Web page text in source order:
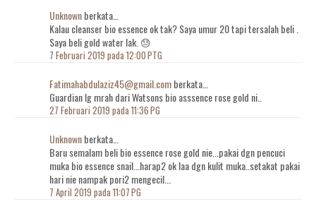
Unknownberkata…
Kalau cleanser bio essence ok tak? Saya umur 20 tapi tersalah beli .
Saya beli gold water lak. 😓
7 Februari 2019 pada 12:00 PTG
Fatimahabdulaziz45@gmail.comberkata…
Guardian lg mrah dari Watsons bio asssence rose gold ni..
27 Februari 2019 pada 11:36 PG
Unknownberkata…
Baru semalam beli bio essence rose gold nie...pakai dgn pencuci
muka bio essence snail...harap2 ok laa dgn kulit muka..setakat pakai
hari nie nampak pori2 mengecil...
7 April 2019 pada 11:07 PG